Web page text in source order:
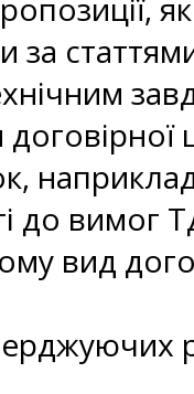
за
до вимог
вид